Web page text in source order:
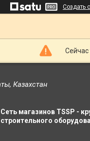
Создать
Сейчас
Казахстан
Сеть магазинов TSSP -
строительного